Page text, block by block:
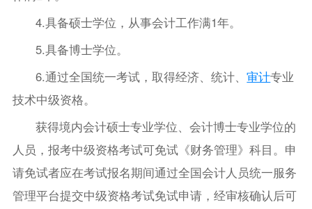
4.具备硕士学位，从事会计工作满1年。
5.具备博士学位。
6.通过全国统一考试，取得经济、统计、审计专业
技术中级资格。
获得境内会计硕士专业学位、会计博士专业学位的
人员，报考中级资格考试可免试《财务管理》科目。申
请免试者应在考试报名期间通过全国会计人员统一服务
管理平台提交中级资格考试免试申请，经审核确认后可